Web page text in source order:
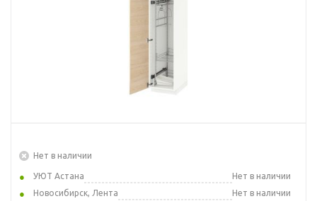
Нет в наличии
УЮТ Астана
Нет в наличии
Новосибирск, Лента
Нет в наличии